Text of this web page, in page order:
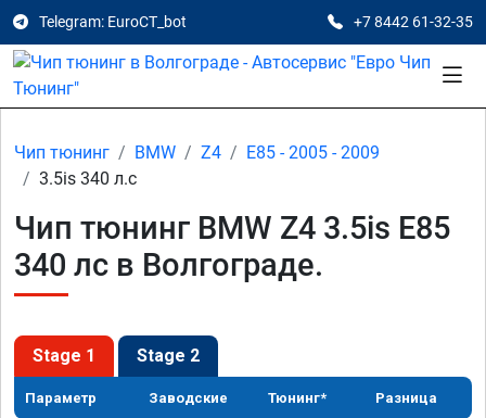
Telegram: EuroCT_bot +7 8442 61-32-35
Чип тюнинг BMW Z4
E85 - 2005 - 2009
3.5is 340 л.с
Чип тюнинг BMW Z4 3.5is E85
340 лс в Волгограде.
Stage 1 Stage 2
Параметр Заводские Тюнинг* Разница